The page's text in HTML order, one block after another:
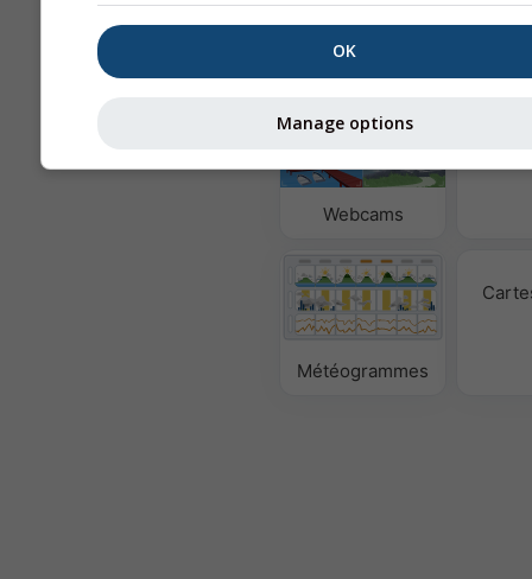
Plus de données météo
Webcams
Météogrammes
OK
Manage options